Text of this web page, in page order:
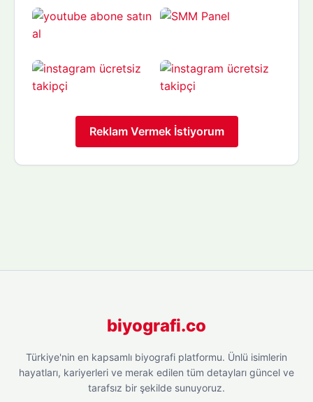
Reklam Vermek İstiyorum
biyografi.co
Türkiye'nin en kapsamlı biyografi platformu. Ünlü isimlerin
hayatları, kariyerleri ve merak edilen tüm detayları güncel ve
tarafsız bir şekilde sunuyoruz.